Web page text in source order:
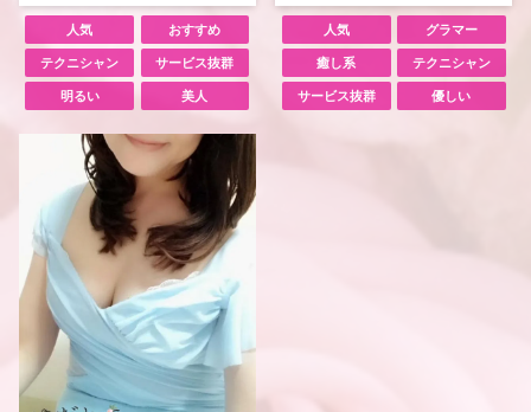
人気 おすすめ
テクニシャン サービス抜群
明るい 美人
人気 グラマー
癒し系 テクニシャン
サービス抜群 優しい